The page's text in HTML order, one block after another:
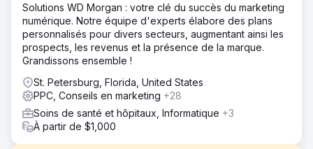
Solutions WD Morgan : votre clé du succès du marketing
numérique. Notre équipe d'experts élabore des plans
personnalisés pour divers secteurs, augmentant ainsi les
prospects, les revenus et la présence de la marque.
Grandissons ensemble !
St. Petersburg, Florida, United States
PPC, Conseils en marketing +28
Soins de santé et hôpitaux, Informatique +3
À partir de $1,000